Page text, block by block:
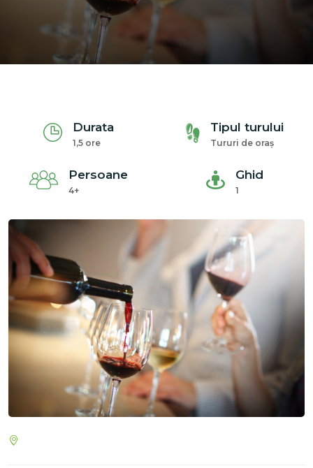
Durata
1,5 ore
Tipul turului
Tururi de oraș
Persoane
4+
Ghid
1